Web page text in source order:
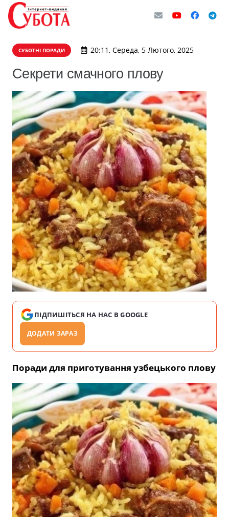
СУБОТНІ ПОРАДИ 20:11, Середа, 5 Лютого, 2025
Секрети смачного плову
ПІДПИШІТЬСЯ НА НАС В GOOGLE
ДОДАТИ ЗАРАЗ
Поради для приготування узбецького плову